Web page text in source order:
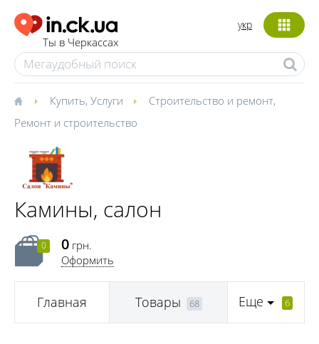
Ты в Черкассах
укр
Купить, Услуги Строительство и ремонт,
Ремонт и строительство
Камины, салон
0 0 грн.
Оформить
Главная Товары 68 Еще 6